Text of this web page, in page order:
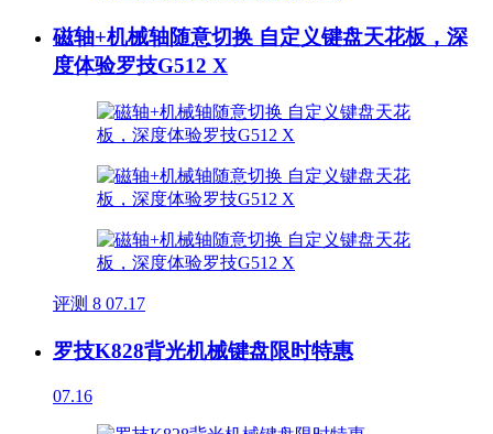
磁轴+机械轴随意切换 自定义键盘天花板，深
度体验罗技G512 X
评测 8 07.17
罗技K828背光机械键盘限时特惠
07.16